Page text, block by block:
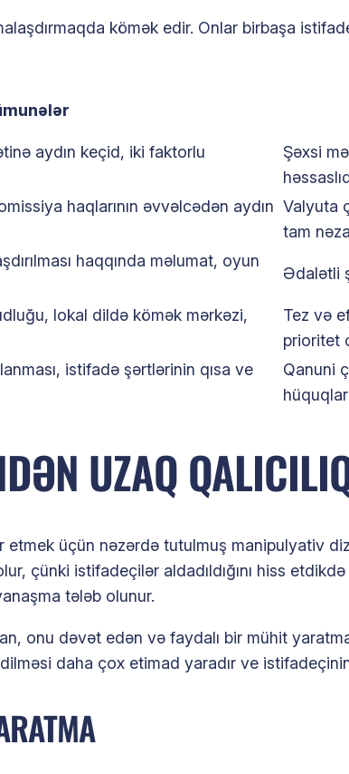
kömək edir. Onlar birbaşa
aydın keçid, iki faktorlu
Şəxsi
haqlarının əvvəlcədən aydın Valyuta
tam
haqqında məlumat, oyun
Ədalətli
lokal dildə kömək mərkəzi,
Tez və
prioritet
istifadə şərtlərinin qısa ve
Qanuni
UZAQ
üçün nəzərdə tutulmuş manipulyativ
istifadeçilər aldadıldığını hiss etdikdə
tələb olunur.
onu dəvət edən və faydalı bir mühit
daha çox etimad yaradır ve